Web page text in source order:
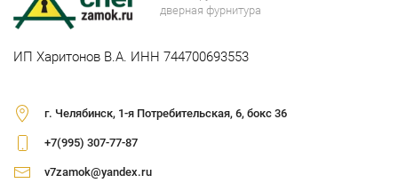
дверная фурнитура
ИП Харитонов В.А. ИНН 744700693553
г. Челябинск, 1-я Потребительская, 6, бокс 36
+7(995) 307-77-87
v7zamok@yandex.ru